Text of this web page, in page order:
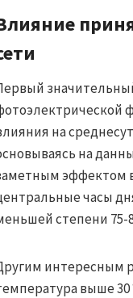
на
на
эффектом
часы
степени 75-
интересным
выше 30